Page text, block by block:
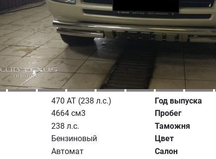
470 AT (238 л.с.)
4664 см3
238 л.с.
Бензиновый
Автомат
Год выпуска
Пробег
Таможня
Цвет
Салон